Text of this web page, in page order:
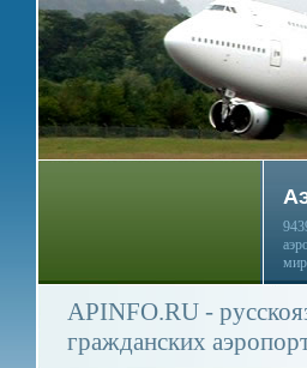
APINFO.RU -
гражданских